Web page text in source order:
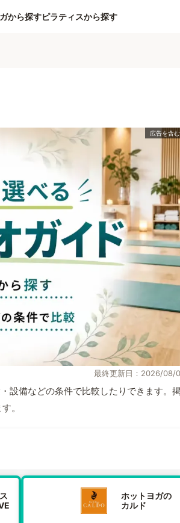
から探すピラティスから探す
最終更新日：2026/08/
設備などの条件で比較したりできます。
。
ホットヨガの
カルド